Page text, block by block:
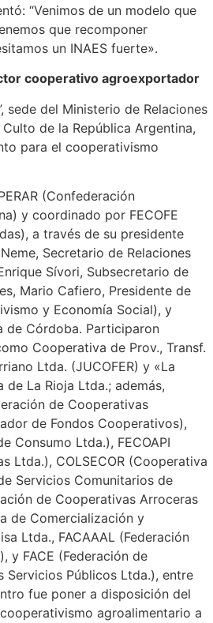
“Venimos de un modelo que
que recomponer
un INAES fuerte».
cooperativo agroexportador
sede del Ministerio de Relaciones
de la República Argentina,
para el cooperativismo
(Confederación
y coordinado por FECOFE
a través de su presidente
Secretario de Relaciones
Sívori, Subsecretario de
Mario Cafiero, Presidente de
y Economía Social), y
de Córdoba. Participaron
Cooperativa de Prov., Transf.
Ltda. (JUCOFER) y «La
La Rioja Ltda.; además,
de Cooperativas
de Fondos Cooperativos),
Consumo Ltda.), FECOAPI
Ltda.), COLSECOR (Cooperativa
Servicios Comunitarios de
de Cooperativas Arroceras
de Comercialización y
Ltda., FACAAAL (Federación
y FACE (Federación de
Públicos Ltda.), entre
fue poner a disposición del
agroalimentario a